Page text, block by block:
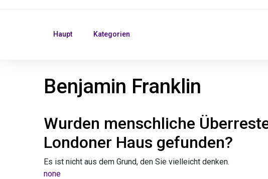
Haupt Kategorien
Benjamin Franklin
Wurden menschliche
Londoner Haus gefunden?
Es ist nicht aus dem Grund, den Sie vielleicht denken.
none